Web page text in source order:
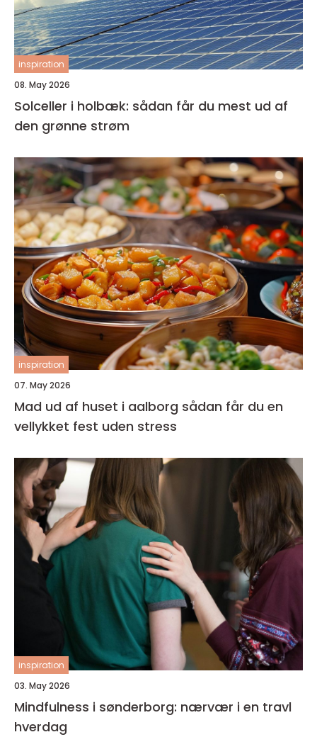
inspiration
08. May 2026
Solceller i holbæk: sådan får du mest ud af
den grønne strøm
inspiration
07. May 2026
Mad ud af huset i aalborg sådan får du en
vellykket fest uden stress
inspiration
03. May 2026
Mindfulness i sønderborg: nærvær i en travl
hverdag